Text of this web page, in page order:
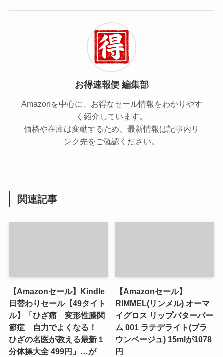
お得速報便 編集部
Amazonを中心に、お得なセール情報をわかりやす
く紹介しています。
価格や在庫は変動するため、最新情報は記事内リ
ンク先をご確認ください。
関連記事
【Amazonセール】Kindle
日替わりセール【49タイト
ル】「ひざ痛 変形性膝関
節症 自力でよくなる！
ひざの名医が教える最新１
分体操大全 499円」…が
【Amazonセール】
RIMMEL(リンメル) オーマ
イグロス リップバターバー
ム 001 ラテデライト(ブラ
ウンベージュ) 15mlが1078
円